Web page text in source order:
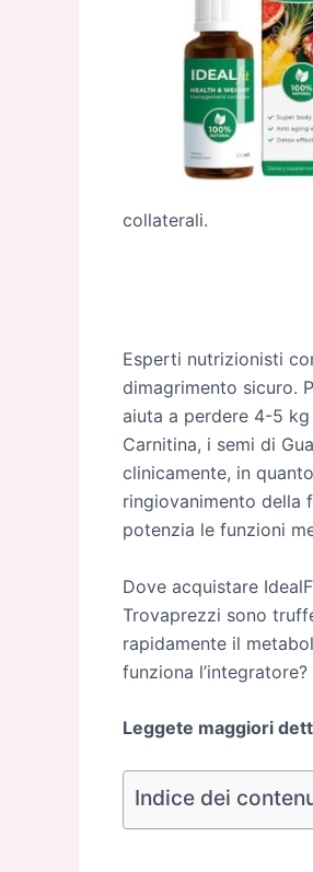
collaterali.
Esperti nutrizionisti
dimagrimento sicuro.
aiuta a perdere 4-5
Carnitina, i semi di
clinicamente, in
ringiovanimento della
potenzia le funzioni
Dove acquistare
Trovaprezzi sono
rapidamente il
funziona l’integratore?
Leggete maggiori
Indice dei